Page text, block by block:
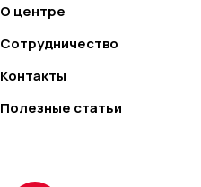
О центре
Сотрудничество
Контакты
Полезные статьи